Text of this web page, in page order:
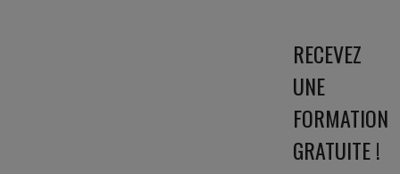
RECEVEZ
UNE
FORMATION
GRATUITE !